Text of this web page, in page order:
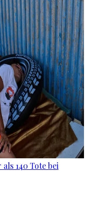
140 Tote bei